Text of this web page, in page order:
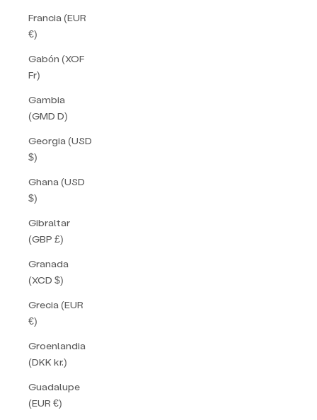
Francia (EUR
€)
Gabón (XOF
Fr)
Gambia
(GMD D)
Georgia (USD
$)
Ghana (USD
$)
Gibraltar
(GBP £)
Granada
(XCD $)
Grecia (EUR
€)
Groenlandia
(DKK kr.)
Guadalupe
(EUR €)